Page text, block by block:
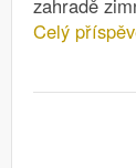
zahradě
Celý